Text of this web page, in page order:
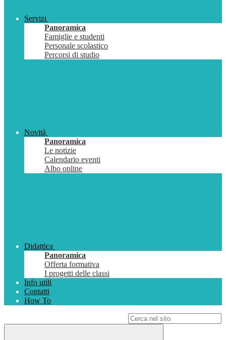
Servizi
Panoramica
Famiglie e studenti
Personale scolastico
Percorsi di studio
Novità
Panoramica
Le notizie
Calendario eventi
Albo online
Didattica
Panoramica
Offerta formativa
I progetti delle classi
Info utili
Contatti
How To